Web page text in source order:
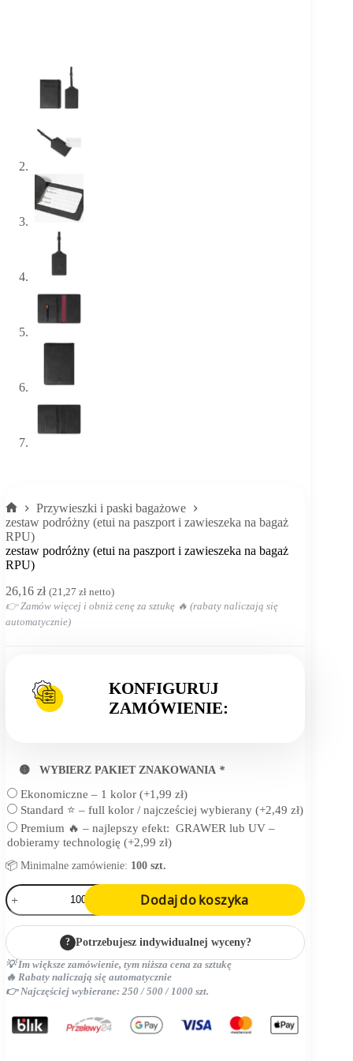
Strona
główna
Przywieszki i paski bagażowe
zestaw podróżny (etui na paszport i zawieszeka na bagaż
RPU)
zestaw podróżny (etui na paszport i zawieszeka na bagaż
RPU)
26,16 zł (21,27 zł netto)
👉 Zamów więcej i obniż cenę za sztukę 🔥 (rabaty naliczają się
automatycznie)
KONFIGURUJ
ZAMÓWIENIE:
🟡 WYBIERZ PAKIET ZNAKOWANIA *
Ekonomiczne – 1 kolor (+1,99 zł)
Standard ⭐ – full kolor / najcześciej wybierany (+2,49 zł)
Premium 🔥 – najlepszy efekt: GRAWER lub UV –
dobieramy technologię (+2,99 zł)
📦 Minimalne zamówienie: 100 szt.
ilość
zestaw
podróżny
(etui
paszport
zawieszeka
na
RPU)
Dodaj do koszyka
? Potrzebujesz indywidualnej wyceny?
💡 Im większe zamówienie, tym niższa cena za sztukę
🔥 Rabaty naliczają się automatycznie
👉 Najczęściej wybierane: 250 / 500 / 1000 szt.